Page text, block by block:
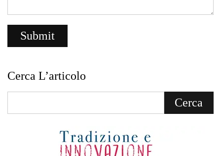
Cerca L’articolo